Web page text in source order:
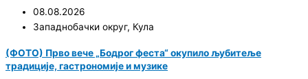
08.08.2026
Западнобачки округ, Кула
(ФОТО) Прво вече „Бодрог феста“ окупило љубитеље
традиције, гастрономије и музике